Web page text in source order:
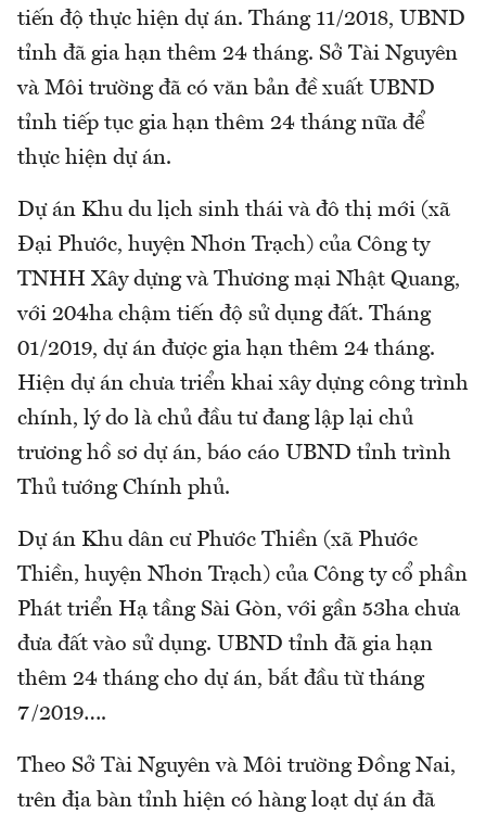
tiến độ thực hiện dự án. Tháng 11/2018, UBND
tỉnh đã gia hạn thêm 24 tháng. Sở Tài Nguyên
và Môi trường đã có văn bản đề xuất UBND
tỉnh tiếp tục gia hạn thêm 24 tháng nữa để
thực hiện dự án.
Dự án Khu du lịch sinh thái và đô thị mới (xã
Đại Phước, huyện Nhơn Trạch) của Công ty
TNHH Xây dựng và Thương mại Nhật Quang,
với 204ha chậm tiến độ sử dụng đất. Tháng
01/2019, dự án được gia hạn thêm 24 tháng.
Hiện dự án chưa triển khai xây dựng công trình
chính, lý do là chủ đầu tư đang lập lại chủ
trương hồ sơ dự án, báo cáo UBND tỉnh trình
Thủ tướng Chính phủ.
Dự án Khu dân cư Phước Thiền (xã Phước
Thiền, huyện Nhơn Trạch) của Công ty cổ phần
Phát triển Hạ tầng Sài Gòn, với gần 53ha chưa
đưa đất vào sử dụng. UBND tỉnh đã gia hạn
thêm 24 tháng cho dự án, bắt đầu từ tháng
7/2019….
Theo Sở Tài Nguyên và Môi trường Đồng Nai,
trên địa bàn tỉnh hiện có hàng loạt dự án đã